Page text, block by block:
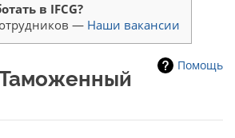
в IFCG?
— Наши вакансии
Помощь